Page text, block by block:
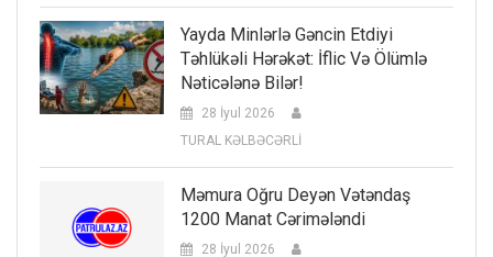
Yayda Minlərlə Gəncin Etdiyi
Təhlükəli Hərəkət: İflic Və Ölümlə
Nəticələnə Bilər!
28 İyul 2026
TURAL KƏLBƏCƏRLİ
Məmura Oğru Deyən Vətəndaş
1200 Manat Cərimələndi
28 İyul 2026